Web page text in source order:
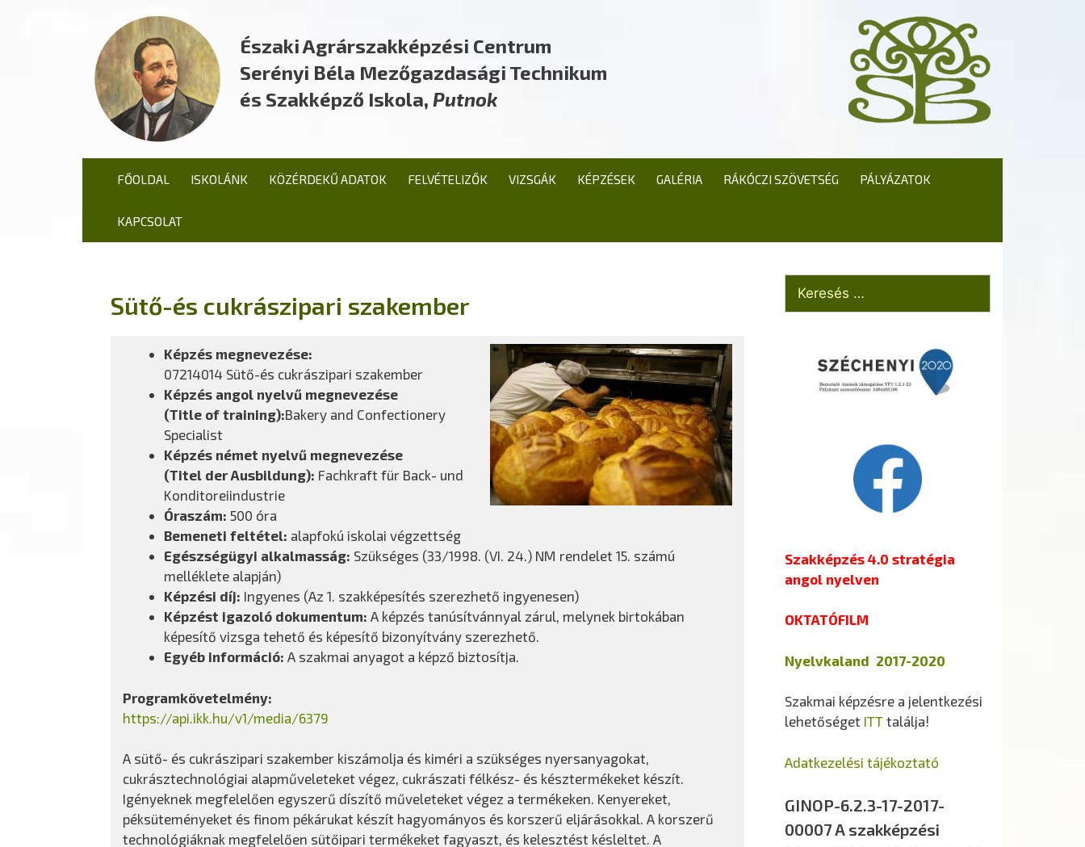
Északi Agrárszakképzési Centrum
Serényi Béla Mezőgazdasági Technikum
és Szakképző Iskola, Putnok
FŐOLDAL ISKOLÁNK KÖZÉRDEKŰ ADATOK FELVÉTELIZŐK VIZSGÁK KÉPZÉSEK GALÉRIA RÁKÓCZI SZÖVETSÉG PÁLYÁZATOK
KAPCSOLAT
Sütő-és cukrászipari szakember
Képzés megnevezése:
07214014 Sütő-és cukrászipari szakember
Képzés angol nyelvű megnevezése
(Title of training):Bakery and Confectionery
Specialist
Képzés német nyelvű megnevezése
(Titel der Ausbildung): Fachkraft für Back- und
Konditoreiindustrie
Óraszám: 500 óra
Bemeneti feltétel: alapfokú iskolai végzettség
Egészségügyi alkalmasság: Szükséges (33/1998. (VI. 24.) NM rendelet 15. számú
melléklete alapján)
Képzési díj: Ingyenes (Az 1. szakképesítés szerezhető ingyenesen)
Képzést igazoló dokumentum: A képzés tanúsítvánnyal zárul, melynek birtokában
képesítő vizsga tehető és képesítő bizonyítvány szerezhető.
Egyéb információ: A szakmai anyagot a képző biztosítja.
Programkövetelmény:
https://api.ikk.hu/v1/media/6379
A sütő- és cukrászipari szakember kiszámolja és kiméri a szükséges nyersanyagokat,
cukrásztechnológiai alapműveleteket végez, cukrászati félkész- és késztermékeket készít.
Igényeknek megfelelően egyszerű díszítő műveleteket végez a termékeken. Kenyereket,
péksüteményeket és finom pékárukat készít hagyományos és korszerű eljárásokkal. A korszerű
technológiáknak megfelelően sütőipari termékeket fagyaszt, és kelesztést késleltet. A
Szakképzés 4.0 stratégia
angol nyelven
OKTATÓFILM
Nyelvkaland 2017-2020
Szakmai képzésre a jelentkezési
lehetőséget ITT találja!
Adatkezelési tájékoztató
GINOP-6.2.3-17-2017-
00007 A szakképzési